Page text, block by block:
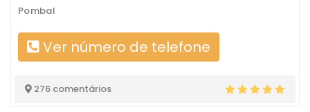
Pombal
Ver número de telefone
276 comentários